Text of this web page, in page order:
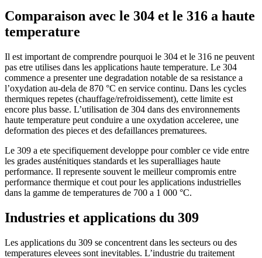
Comparaison avec le 304 et le 316 a haute
temperature
Il est important de comprendre pourquoi le 304 et le 316 ne peuvent
pas etre utilises dans les applications haute temperature. Le 304
commence a presenter une degradation notable de sa resistance a
l’oxydation au-dela de 870 °C en service continu. Dans les cycles
thermiques repetes (chauffage/refroidissement), cette limite est
encore plus basse. L’utilisation de 304 dans des environnements
haute temperature peut conduire a une oxydation acceleree, une
deformation des pieces et des defaillances prematurees.
Le 309 a ete specifiquement developpe pour combler ce vide entre
les grades austénitiques standards et les superalliages haute
performance. Il represente souvent le meilleur compromis entre
performance thermique et cout pour les applications industrielles
dans la gamme de temperatures de 700 a 1 000 °C.
Industries et applications du 309
Les applications du 309 se concentrent dans les secteurs ou des
temperatures elevees sont inevitables. L’industrie du traitement